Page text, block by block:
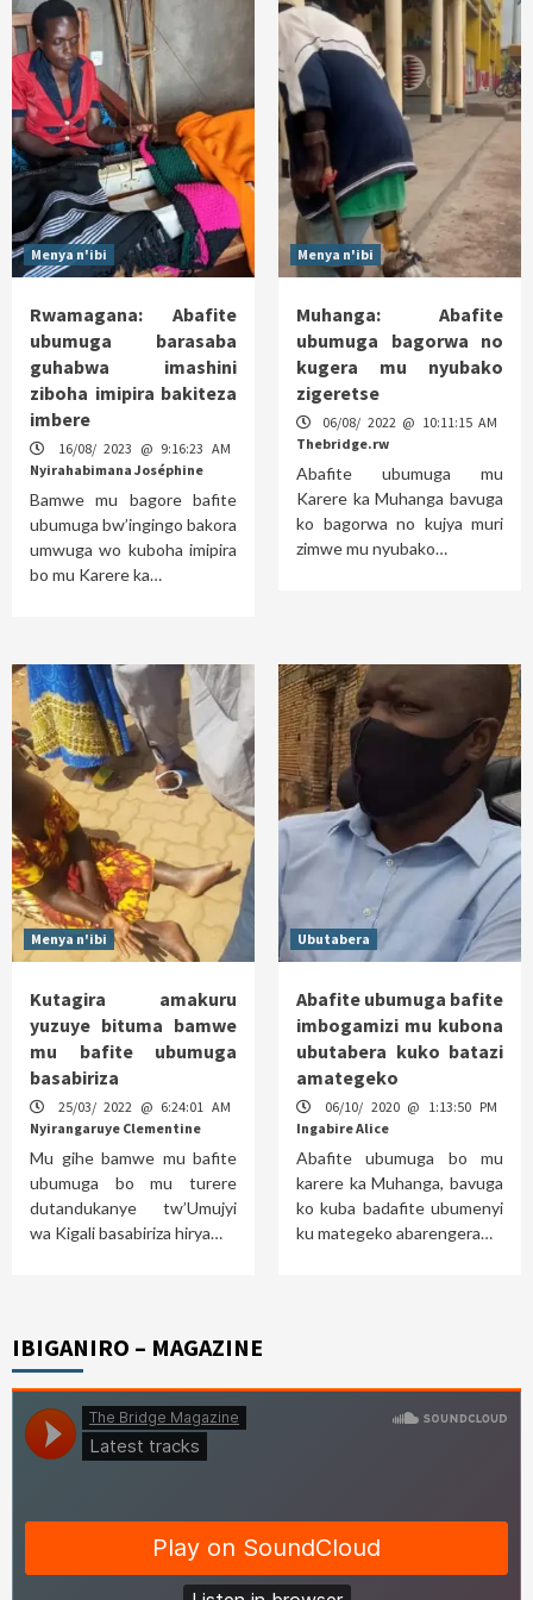
Menya n'ibi
Rwamagana: Abafite
ubumuga barasaba
guhabwa imashini
ziboha imipira bakiteza
imbere
16/08/ 2023 @ 9:16:23 AM
Nyirahabimana Joséphine
Bamwe mu bagore bafite
ubumuga bw’ingingo bakora
umwuga wo kuboha imipira
bo mu Karere ka…
Menya n'ibi
Muhanga: Abafite
ubumuga bagorwa no
kugera mu nyubako
zigeretse
06/08/ 2022 @ 10:11:15 AM
Thebridge.rw
Abafite ubumuga mu
Karere ka Muhanga bavuga
ko bagorwa no kujya muri
zimwe mu nyubako…
Menya n'ibi
Kutagira amakuru
yuzuye bituma bamwe
mu bafite ubumuga
basabiriza
25/03/ 2022 @ 6:24:01 AM
Nyirangaruye Clementine
Mu gihe bamwe mu bafite
ubumuga bo mu turere
dutandukanye tw’Umujyi
wa Kigali basabiriza hirya…
Ubutabera
Abafite ubumuga bafite
imbogamizi mu kubona
ubutabera kuko batazi
amategeko
06/10/ 2020 @ 1:13:50 PM
Ingabire Alice
Abafite ubumuga bo mu
karere ka Muhanga, bavuga
ko kuba badafite ubumenyi
ku mategeko abarengera…
IBIGANIRO – MAGAZINE